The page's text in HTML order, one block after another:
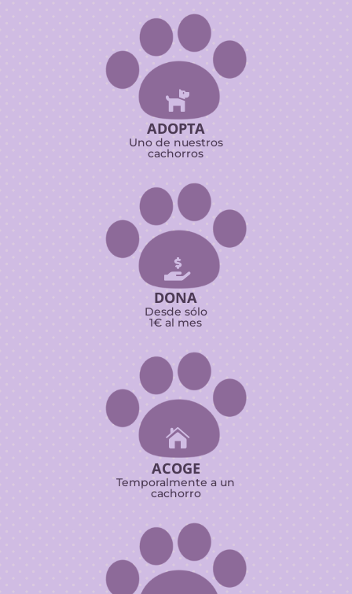

ADOPTA
Uno de nuestros
cachorros

DONA
Desde sólo
1€ al mes

ACOGE
Temporalmente a un
cachorro